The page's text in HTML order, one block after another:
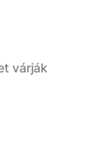
várják